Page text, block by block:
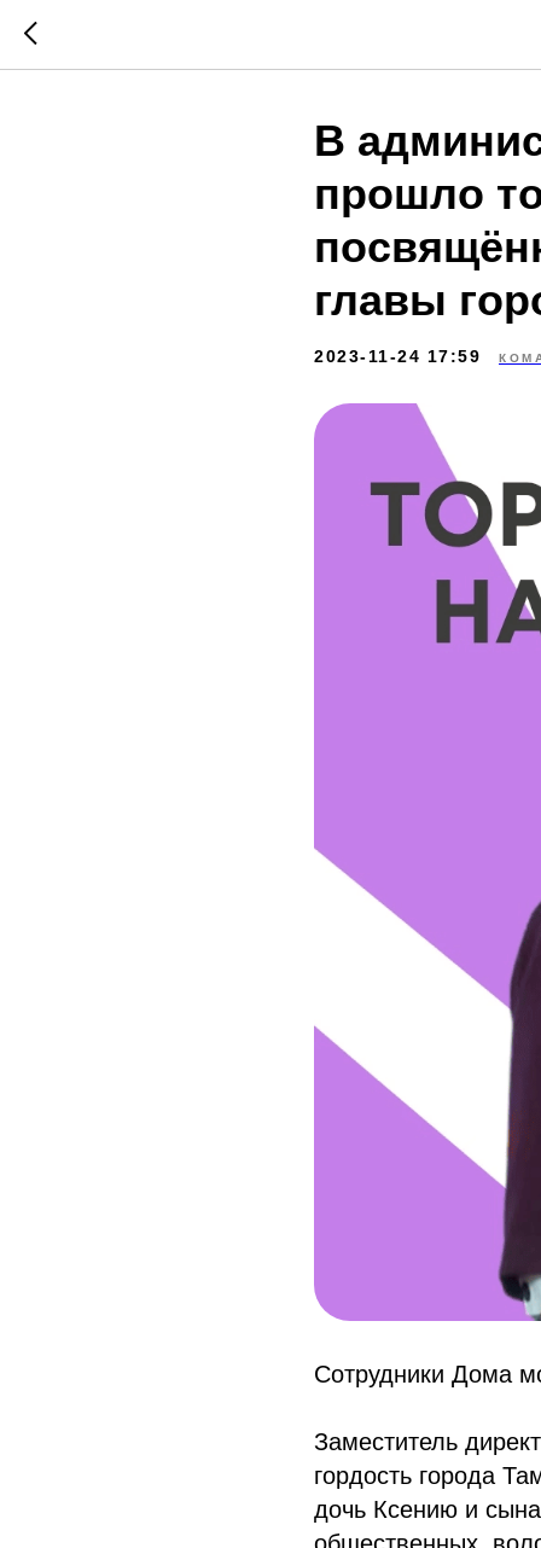
В
прошло
главы
2023-11-24 17:59
Сотрудники Дома
Заместитель
гордость города
дочь Ксению и